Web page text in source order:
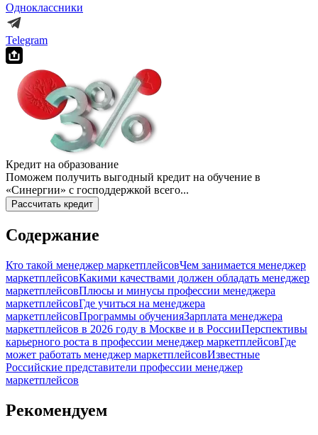
Одноклассники
Telegram
Кредит на образование
Поможем получить выгодный кредит на обучение в
«Синергии» с господдержкой всего...
Рассчитать кредит
Содержание
Кто такой менеджер маркетплейсовЧем занимается менеджер
маркетплейсовКакими качествами должен обладать менеджер
маркетплейсовПлюсы и минусы профессии менеджера
маркетплейсовГде учиться на менеджера
маркетплейсовПрограммы обученияЗарплата менеджера
маркетплейсов в 2026 году в Москве и в РоссииПерспективы
карьерного роста в профессии менеджер маркетплейсовГде
может работать менеджер маркетплейсовИзвестные
Российские представители профессии менеджер
маркетплейсов
Рекомендуем